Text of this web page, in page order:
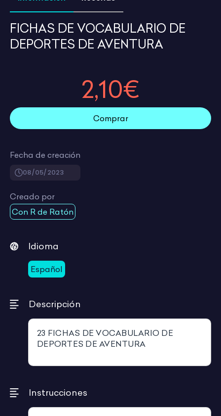
FICHAS DE VOCABULARIO DE
DEPORTES DE AVENTURA
Fecha de creación
08/05/2023
Creado por
Con R de Ratón
Idioma
Español
Descripción
23 FICHAS DE VOCABULARIO DE
DEPORTES DE AVENTURA
Instrucciones
2,10€
Comprar